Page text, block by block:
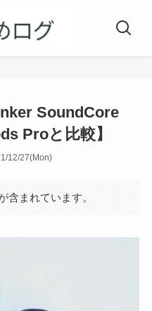
SoundCore
Proと比較】
12/27(Mon)
含まれています。